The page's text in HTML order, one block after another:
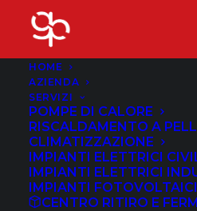
HOME
AZIENDA
SERVIZI
POMPE DI CALORE
RISCALDAMENTO A
CLIMATIZZAZIONE
IMPIANTI ELETTRICI
IMPIANTI ELETTRICI
IMPIANTI FOTOVOLTAICI
CENTRO RITIRO E